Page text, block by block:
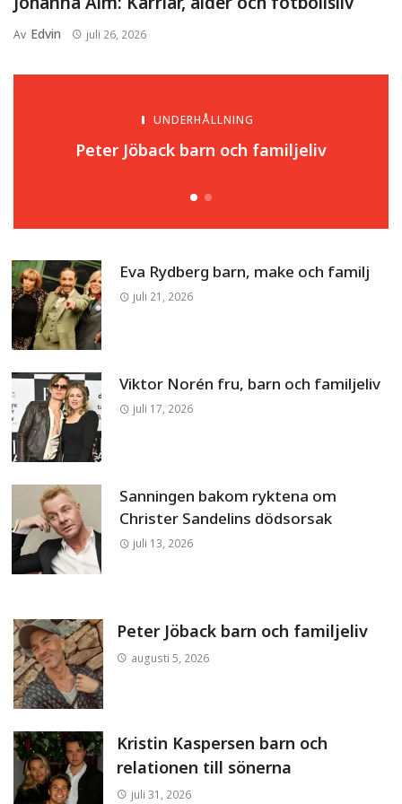
UNDERHÅLLNING
Peter Jöback barn och familjeliv
Av Edvin juli 26, 2026
Eva Rydberg barn, make och familj
juli 21, 2026
Viktor Norén fru, barn och familjeliv
juli 17, 2026
Sanningen bakom ryktena om
Christer Sandelins dödsorsak
juli 13, 2026
Peter Jöback barn och familjeliv
augusti 5, 2026
Kristin Kaspersen barn och
relationen till sönerna
juli 31, 2026